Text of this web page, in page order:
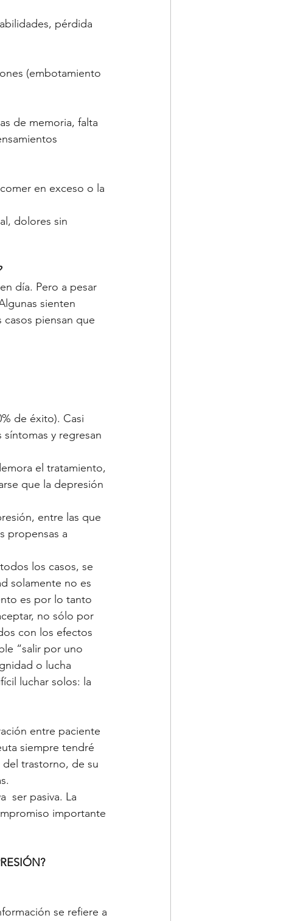
pérdida
(embotamiento
de memoria, falta
en exceso o la
dolores sin
día. Pero a pesar
sienten
piensan que
de éxito). Casi
y regresan
el tratamiento,
que la depresión
entre las que
propensas a
los casos, se
solamente no es
es por lo tanto
no sólo por
con los efectos
“salir por uno
o lucha
luchar solos: la
entre paciente
siempre tendré
trastorno, de su
ser pasiva. La
importante
se refiere a